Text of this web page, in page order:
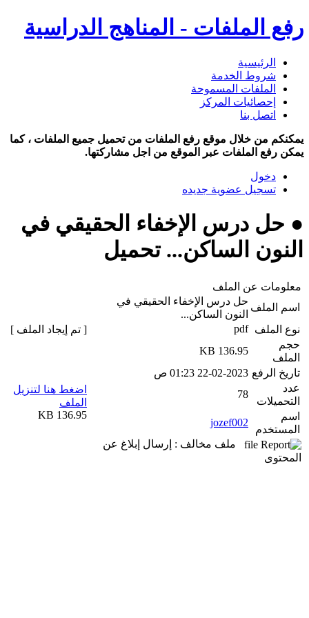
رفع الملفات - المناهج الدراسية
الرئيسية
شروط الخدمة
الملفات المسموحة
إحصائيات المركز
اتصل بنا
يمكنكم من خلال موقع رفع الملفات من تحميل جميع الملفات ، كما
يمكن رفع الملفات عبر الموقع من اجل مشاركتها.
دخول
تسجيل عضوية جديده
● حل درس الإخفاء الحقيقي في
النون الساكن... تحميل
معلومات عن الملف
اسم الملف
حل درس الإخفاء الحقيقي في
النون الساكن...
نوع الملف pdf
حجم
الملف
136.95 KB
تاريخ الرفع 22-02-2023 01:23 ص
عدد
التحميلات
78
اسم
المستخدم
jozef002
ملف مخالف : إرسال إبلاغ عن
المحتوى
[ تم إيجاد الملف ]
اضغط هنا لتنزيل
الملف
136.95 KB